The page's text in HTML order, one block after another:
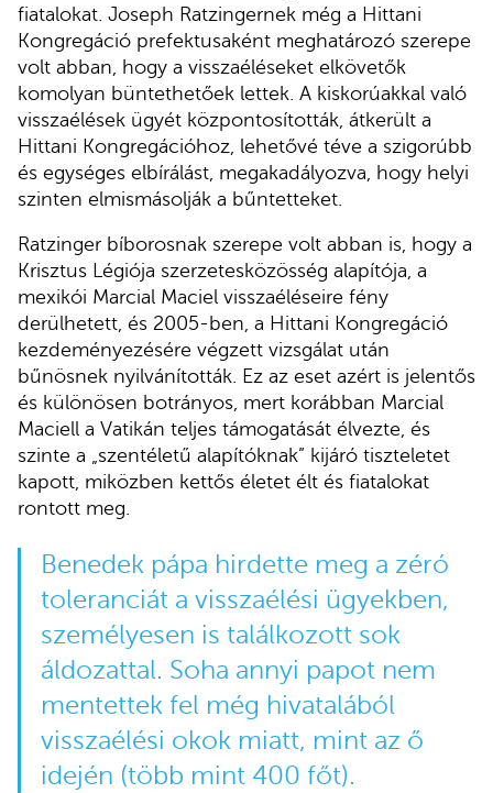
fiatalokat. Joseph Ratzingernek még a Hittani
Kongregáció prefektusaként meghatározó szerepe
volt abban, hogy a visszaéléseket elkövetők
komolyan büntethetőek lettek. A kiskorúakkal való
visszaélések ügyét központosították, átkerült a
Hittani Kongregációhoz, lehetővé téve a szigorúbb
és egységes elbírálást, megakadályozva, hogy helyi
szinten elmismásolják a bűntetteket.
Ratzinger bíborosnak szerepe volt abban is, hogy a
Krisztus Légiója szerzetesközösség alapítója, a
mexikói Marcial Maciel visszaéléseire fény
derülhetett, és 2005-ben, a Hittani Kongregáció
kezdeményezésére végzett vizsgálat után
bűnösnek nyilvánították. Ez az eset azért is jelentős
és különösen botrányos, mert korábban Marcial
Maciell a Vatikán teljes támogatását élvezte, és
szinte a „szentéletű alapítóknak” kijáró tiszteletet
kapott, miközben kettős életet élt és fiatalokat
rontott meg.
Benedek pápa hirdette meg a zéró
toleranciát a visszaélési ügyekben,
személyesen is találkozott sok
áldozattal. Soha annyi papot nem
mentettek fel még hivatalából
visszaélési okok miatt, mint az ő
idején (több mint 400 főt).